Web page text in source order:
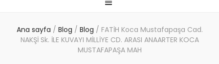
Ana sayfa / Blog / Blog / FATİH Koca Mustafapaşa Cad.
NAKŞİ Sk. İLE KUVAYI MİLLİYE CD. ARASI ANAARTER KOCA
MUSTAFAPAŞA MAH